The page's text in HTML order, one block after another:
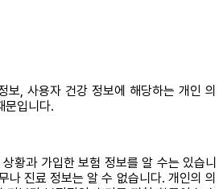
보, 사용자 건강 정보에 해당하는 개인 의
문입니다.
황과 가입한 보험 정보를 알 수는 있습니
나 진료 정보는 알 수 없습니다. 개인의 의